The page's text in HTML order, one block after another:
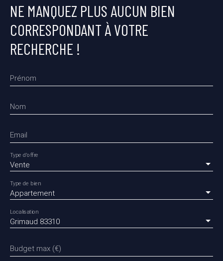
NE MANQUEZ PLUS AUCUN BIEN
CORRESPONDANT À VOTRE
RECHERCHE !
Prénom
Nom
Email
Vente
Type d'offre
Appartement
Type de bien
Grimaud 83310
Localisation
Budget max (€)